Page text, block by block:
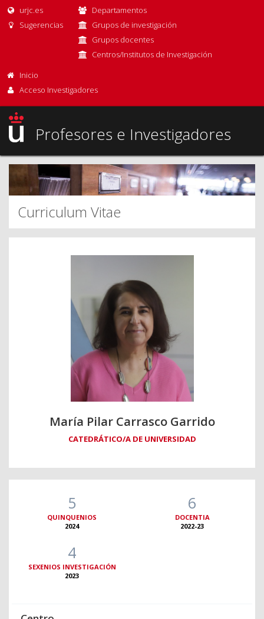
urjc.es
Sugerencias
Departamentos
Grupos de investigación
Grupos docentes
Centros/Institutos de Investigación
Inicio
Acceso Investigadores
Profesores e Investigadores
Curriculum Vitae
María Pilar Carrasco Garrido
CATEDRÁTICO/A DE UNIVERSIDAD
5
QUINQUENIOS
2024
6
DOCENTIA
2022-23
4
SEXENIOS INVESTIGACIÓN
2023